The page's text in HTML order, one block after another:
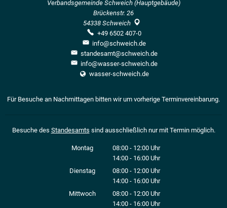
Verbandsgemeinde Schweich (Hauptgebäude)
Brückenstr. 26
54338 Schweich
+49 6502 407-0
info@schweich.de
standesamt@schweich.de
info@wasser-schweich.de
wasser-schweich.de
Für Besuche an Nachmittagen bitten wir um vorherige Terminvereinbarung.
Besuche des Standesamts sind ausschließlich nur mit Termin möglich.
Montag 08:00 - 12:00 Uhr
Von 08:00 bis 12:00 Uhr
14:00 - 16:00 Uhr
Von 14:00 bis 16:00 Uhr
Dienstag 08:00 - 12:00 Uhr
Von 08:00 bis 12:00 Uhr
14:00 - 16:00 Uhr
Von 14:00 bis 16:00 Uhr
Mittwoch 08:00 - 12:00 Uhr
Von 08:00 bis 12:00 Uhr
14:00 - 16:00 Uhr